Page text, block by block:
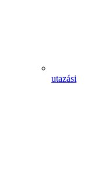
utazási